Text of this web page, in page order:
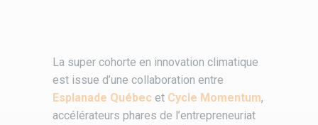
La super cohorte en innovation climatique
est issue d’une collaboration entre
Esplanade Québec et Cycle Momentum,
accélérateurs phares de l’entrepreneuriat